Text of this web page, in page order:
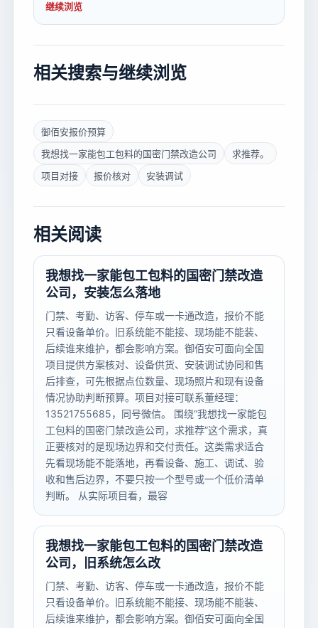
继续浏览
相关搜索与继续浏览
御佰安报价预算
我想找一家能包工包料的国密门禁改造公司
求推荐。
项目对接
报价核对 安装调试
相关阅读
我想找一家能包工包料的国密门禁改造
公司，安装怎么落地
门禁、考勤、访客、停车或一卡通改造，报价不能
只看设备单价。旧系统能不能接、现场能不能装、
后续谁来维护，都会影响方案。御佰安可面向全国
项目提供方案核对、设备供货、安装调试协同和售
后排查，可先根据点位数量、现场照片和现有设备
情况协助判断预算。项目对接可联系董经理：
13521755685，同号微信。 围绕“我想找一家能包
工包料的国密门禁改造公司，求推荐”这个需求，真
正要核对的是现场边界和交付责任。这类需求适合
先看现场能不能落地，再看设备、施工、调试、验
收和售后边界，不要只按一个型号或一个低价清单
判断。 从实际项目看，最容
我想找一家能包工包料的国密门禁改造
公司，旧系统怎么改
门禁、考勤、访客、停车或一卡通改造，报价不能
只看设备单价。旧系统能不能接、现场能不能装、
后续谁来维护，都会影响方案。御佰安可面向全国